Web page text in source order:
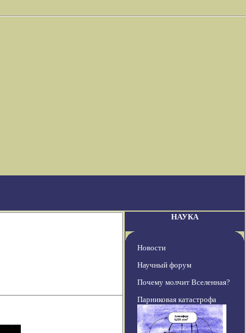
НАУКА
Новости
Научный форум
Почему молчит Вселенная?
Парниковая катастрофа